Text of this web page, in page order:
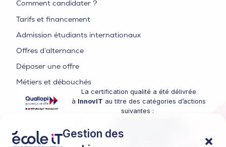
Gestion des
Comment candidater ?
Tarifs et financement
Admission étudiants internationaux
Offres d’alternance
Déposer une offre
Métiers et débouchés
La certification qualité a été délivrée
à InnovIT au titre des catégories d’actions
suivantes :
Actions de formation par